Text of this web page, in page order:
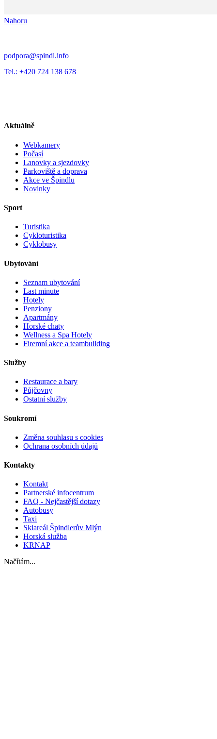
Nahoru
podpora@spindl.info
Tel.: +420 724 138 678
Aktuálně
Webkamery
Počasí
Lanovky a sjezdovky
Parkoviště a doprava
Akce ve Špindlu
Novinky
Sport
Turistika
Cykloturistika
Cyklobusy
Ubytování
Seznam ubytování
Last minute
Hotely
Penziony
Apartmány
Horské chaty
Wellness a Spa Hotely
Firemní akce a teambuilding
Služby
Restaurace a bary
Půjčovny
Ostatní služby
Soukromí
Změna souhlasu s cookies
Ochrana osobních údajů
Kontakty
Kontakt
Partnerské infocentrum
FAQ - Nejčastější dotazy
Autobusy
Taxi
Skiareál Špindlerův Mlýn
Horská služba
KRNAP
Načítám...